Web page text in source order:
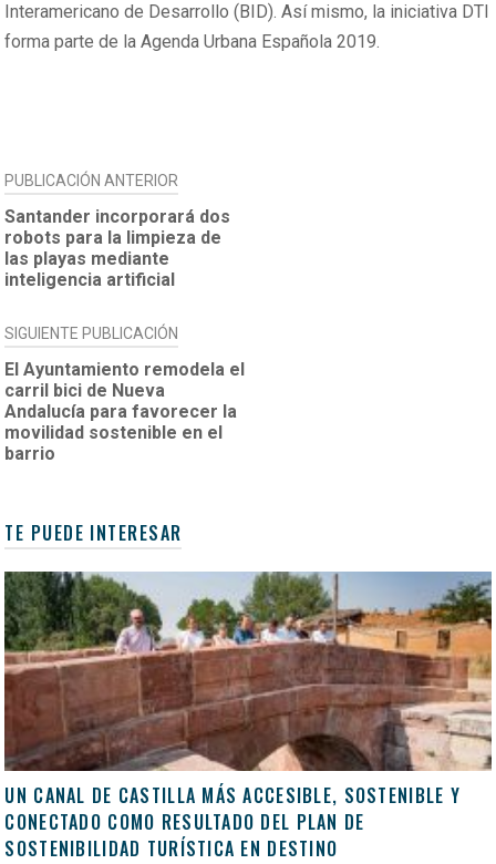
Interamericano de Desarrollo (BID). Así mismo, la iniciativa DTI
forma parte de la Agenda Urbana Española 2019.
NAVEGACIÓN
DE
ENTRADAS
PUBLICACIÓN ANTERIOR
Santander incorporará dos
robots para la limpieza de
las playas mediante
inteligencia artificial
SIGUIENTE PUBLICACIÓN
El Ayuntamiento remodela el
carril bici de Nueva
Andalucía para favorecer la
movilidad sostenible en el
barrio
TE PUEDE INTERESAR
UN CANAL DE CASTILLA MÁS ACCESIBLE, SOSTENIBLE Y
CONECTADO COMO RESULTADO DEL PLAN DE
SOSTENIBILIDAD TURÍSTICA EN DESTINO